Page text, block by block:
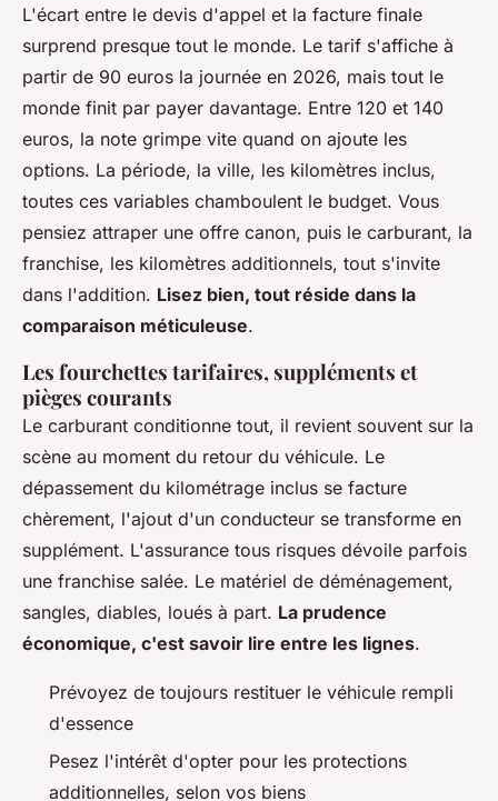
L'écart entre le devis d'appel et la facture finale
surprend presque tout le monde. Le tarif s'affiche à
partir de 90 euros la journée en 2026, mais tout le
monde finit par payer davantage. Entre 120 et 140
euros, la note grimpe vite quand on ajoute les
options. La période, la ville, les kilomètres inclus,
toutes ces variables chamboulent le budget. Vous
pensiez attraper une offre canon, puis le carburant, la
franchise, les kilomètres additionnels, tout s'invite
dans l'addition. Lisez bien, tout réside dans la
comparaison méticuleuse.
Les fourchettes tarifaires, suppléments et
pièges courants
Le carburant conditionne tout, il revient souvent sur la
scène au moment du retour du véhicule. Le
dépassement du kilométrage inclus se facture
chèrement, l'ajout d'un conducteur se transforme en
supplément. L'assurance tous risques dévoile parfois
une franchise salée. Le matériel de déménagement,
sangles, diables, loués à part. La prudence
économique, c'est savoir lire entre les lignes.
Prévoyez de toujours restituer le véhicule rempli
d'essence
Pesez l'intérêt d'opter pour les protections
additionnelles, selon vos biens